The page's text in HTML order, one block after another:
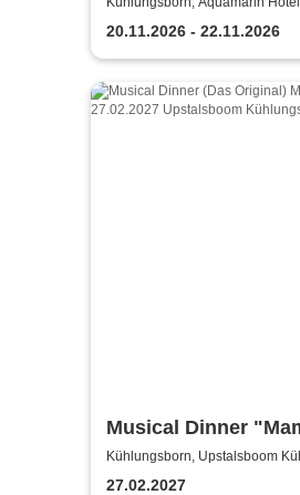
20.11.2026 - 22.11.2026
Musical Dinner
Special"
Kühlungsborn, Upstalsboom
27.02.2027